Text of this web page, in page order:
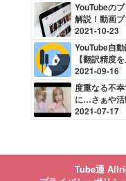
YouTubeの
解説！動画
2021-10-23
YouTube自
【翻訳精度
2021-09-16
度重なる不
に…さぁや活
2021-07-17
Tube通